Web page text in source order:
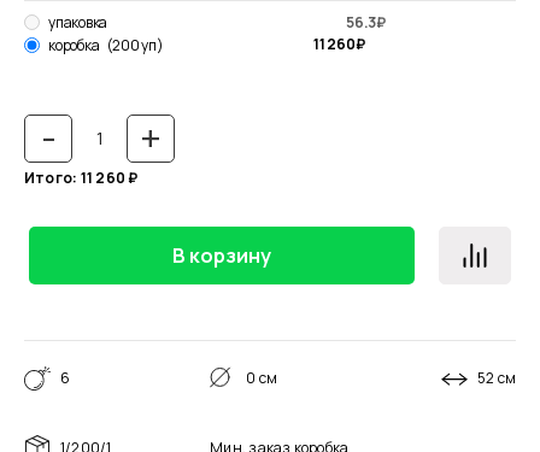
упаковка 56.3₽
коробка (200 уп) 11 260₽
- +
Итого: 11 260₽
В корзину
6 0 см 52 см
1/200/1 Мин. заказ коробка